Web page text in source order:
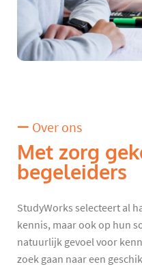
Over ons
Met zorg
begeleiders
StudyWorks selecteert al
kennis, maar ook op hun
natuurlijk gevoel voor
zoek gaan naar een